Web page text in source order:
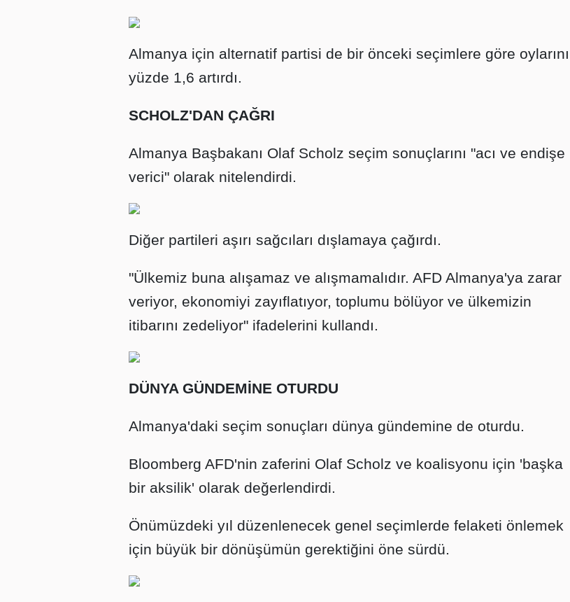
Almanya için alternatif partisi de bir önceki seçimlere göre oylarını
yüzde 1,6 artırdı.
SCHOLZ'DAN ÇAĞRI
Almanya Başbakanı Olaf Scholz seçim sonuçlarını "acı ve endişe
verici" olarak nitelendirdi.
Diğer partileri aşırı sağcıları dışlamaya çağırdı.
"Ülkemiz buna alışamaz ve alışmamalıdır. AFD Almanya'ya zarar
veriyor, ekonomiyi zayıflatıyor, toplumu bölüyor ve ülkemizin
itibarını zedeliyor" ifadelerini kullandı.
DÜNYA GÜNDEMİNE OTURDU
Almanya'daki seçim sonuçları dünya gündemine de oturdu.
Bloomberg AFD'nin zaferini Olaf Scholz ve koalisyonu için 'başka
bir aksilik' olarak değerlendirdi.
Önümüzdeki yıl düzenlenecek genel seçimlerde felaketi önlemek
için büyük bir dönüşümün gerektiğini öne sürdü.